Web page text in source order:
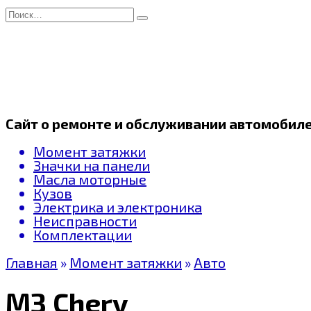
Перейти
к
Search
for:
Сайт о ремонте и обслуживании
Момент затяжки
Значки на панели
Масла моторные
Кузов
Электрика и электроника
Неисправности
Комплектации
Главная » Момент затяжки » Авто
МЗ Chery